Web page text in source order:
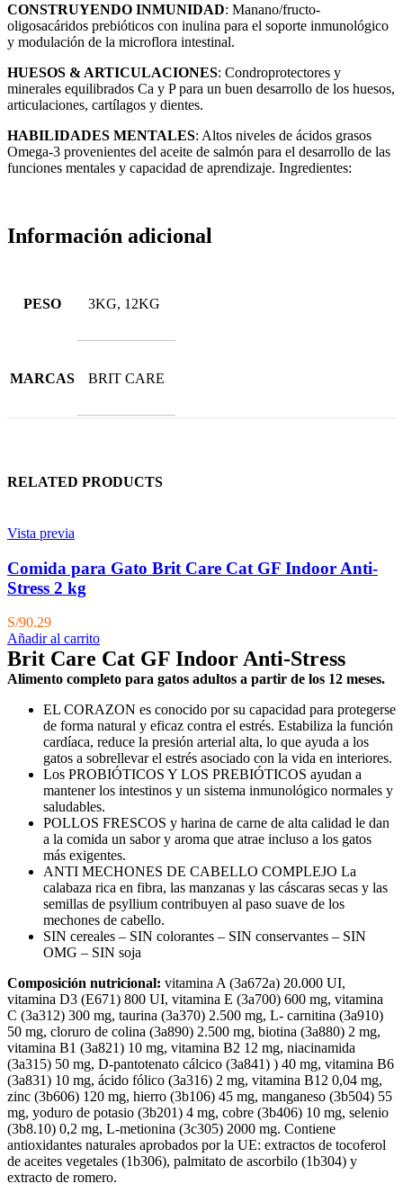
CONSTRUYENDO INMUNIDAD: Manano/fructo-
oligosacáridos prebióticos con inulina para el soporte inmunológico
y modulación de la microflora intestinal.
HUESOS & ARTICULACIONES: Condroprotectores y
minerales equilibrados Ca y P para un buen desarrollo de los huesos,
articulaciones, cartílagos y dientes.
HABILIDADES MENTALES: Altos niveles de ácidos grasos
Omega-3 provenientes del aceite de salmón para el desarrollo de las
funciones mentales y capacidad de aprendizaje. Ingredientes:
Información adicional
PESO 3KG, 12KG
MARCAS BRIT CARE
RELATED PRODUCTS
Vista previa
Comida para Gato Brit Care Cat GF Indoor Anti-
Stress 2 kg
S/90.29
Añadir al carrito
Brit Care Cat GF Indoor Anti-Stress
Alimento completo para gatos adultos a partir de los 12 meses.
EL CORAZON es conocido por su capacidad para protegerse
de forma natural y eficaz contra el estrés. Estabiliza la función
cardíaca, reduce la presión arterial alta, lo que ayuda a los
gatos a sobrellevar el estrés asociado con la vida en interiores.
Los PROBIÓTICOS Y LOS PREBIÓTICOS ayudan a
mantener los intestinos y un sistema inmunológico normales y
saludables.
POLLOS FRESCOS y harina de carne de alta calidad le dan
a la comida un sabor y aroma que atrae incluso a los gatos
más exigentes.
ANTI MECHONES DE CABELLO COMPLEJO La
calabaza rica en fibra, las manzanas y las cáscaras secas y las
semillas de psyllium contribuyen al paso suave de los
mechones de cabello.
SIN cereales – SIN colorantes – SIN conservantes – SIN
OMG – SIN soja
Composición nutricional: vitamina A (3a672a) 20.000 UI,
vitamina D3 (E671) 800 UI, vitamina E (3a700) 600 mg, vitamina
C (3a312) 300 mg, taurina (3a370) 2.500 mg, L- carnitina (3a910)
50 mg, cloruro de colina (3a890) 2.500 mg, biotina (3a880) 2 mg,
vitamina B1 (3a821) 10 mg, vitamina B2 12 mg, niacinamida
(3a315) 50 mg, D-pantotenato cálcico (3a841) ) 40 mg, vitamina B6
(3a831) 10 mg, ácido fólico (3a316) 2 mg, vitamina B12 0,04 mg,
zinc (3b606) 120 mg, hierro (3b106) 45 mg, manganeso (3b504) 55
mg, yoduro de potasio (3b201) 4 mg, cobre (3b406) 10 mg, selenio
(3b8.10) 0,2 mg, L-metionina (3c305) 2000 mg. Contiene
antioxidantes naturales aprobados por la UE: extractos de tocoferol
de aceites vegetales (1b306), palmitato de ascorbilo (1b304) y
extracto de romero.